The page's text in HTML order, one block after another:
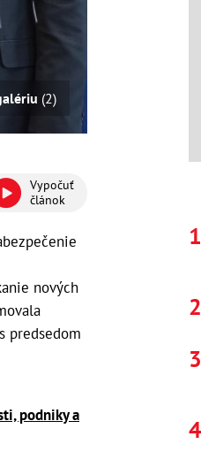
(2)
Vypočuť
článok
nových
predsedom
podniky a